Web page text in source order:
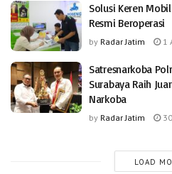
Solusi Keren
Resmi Beroperasi
by Radar Jatim 1
Satresnarkoba
Surabaya Raih
Narkoba
by Radar Jatim 30
LOAD